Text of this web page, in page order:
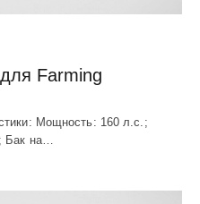
Farming
Мощноcть: 160 л.c.;
Бак на…